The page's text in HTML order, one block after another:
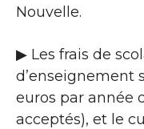
Nouvelle.
▶ Les frais de
d’enseignement
euros par année
acceptés), et le